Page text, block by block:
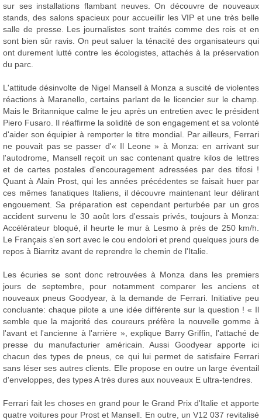
sur ses installations flambant neuves. On découvre de nouveaux
stands, des salons spacieux pour accueillir les VIP et une très belle
salle de presse. Les journalistes sont traités comme des rois et en
sont bien sûr ravis. On peut saluer la ténacité des organisateurs qui
ont durement lutté contre les écologistes, attachés à la préservation
du parc.
L'attitude désinvolte de Nigel Mansell à Monza a suscité de violentes
réactions à Maranello, certains parlant de le licencier sur le champ.
Mais le Britannique calme le jeu après un entretien avec le président
Piero Fusaro. Il réaffirme la solidité de son engagement et sa volonté
d'aider son équipier à remporter le titre mondial. Par ailleurs, Ferrari
ne pouvait pas se passer d'« Il Leone » à Monza: en arrivant sur
l'autodrome, Mansell reçoit un sac contenant quatre kilos de lettres
et de cartes postales d'encouragement adressées par des tifosi !
Quant à Alain Prost, qui les années précédentes se faisait huer par
ces mêmes fanatiques Italiens, il découvre maintenant leur délirant
engouement. Sa préparation est cependant perturbée par un gros
accident survenu le 30 août lors d'essais privés, toujours à Monza:
Accélérateur bloqué, il heurte le mur à Lesmo à près de 250 km/h.
Le Français s'en sort avec le cou endolori et prend quelques jours de
repos à Biarritz avant de reprendre le chemin de l'Italie.
Les écuries se sont donc retrouvées à Monza dans les premiers
jours de septembre, pour notamment comparer les anciens et
nouveaux pneus Goodyear, à la demande de Ferrari. Initiative peu
concluante: chaque pilote a une idée différente sur la question ! « Il
semble que la majorité des coureurs préfère la nouvelle gomme à
l'avant et l'ancienne à l'arrière », explique Barry Griffin, l'attaché de
presse du manufacturier américain. Aussi Goodyear apporte ici
chacun des types de pneus, ce qui lui permet de satisfaire Ferrari
sans léser ses autres clients. Elle propose en outre un large éventail
d'enveloppes, des types A très dures aux nouveaux E ultra-tendres.
Ferrari fait les choses en grand pour le Grand Prix d'Italie et apporte
quatre voitures pour Prost et Mansell. En outre, un V12 037 revitalisé